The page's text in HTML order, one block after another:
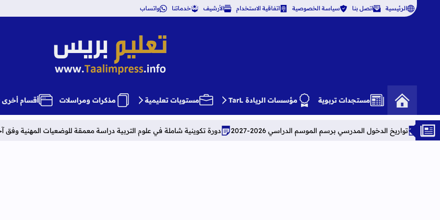
الرئيسية اتصل بنا سياسة الخصوصية اتفاقية الاستخدام الأرشيف خدماتنا واتساب
تعليم بريس TaalimPress
مستجدات تربوية مؤسسات الريادة TarL مستويات تعليمية مذكرات ومراسلات أقسام أخرى
المدرسي برسم الموسم الدراسي 2026-2027 دورة تكوينية شاملة في علوم التربية دراسة معمقة للوضعيات المهنية وفق آخر توصيف